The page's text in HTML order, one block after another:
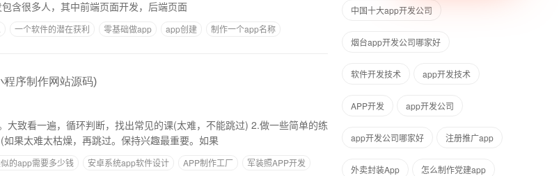
主页。 3.功能开发包含很多人，其中前端页面开发，后端页面
一个软件的潜在获利 零基础做app app创建 制作一个app名称
程序制作网站源码)
果太难太枯燥，再跳过。保持兴趣最重要。如果
的app需要多少钱 安卓系统app软件设计 APP制作工厂
军装照APP开发
中国十大app开发公司
烟台app开发公司哪家好
软件开发技术 app开发技术
APP开发 app开发公司
app开发公司哪家好 注册推广app
外卖封装App 怎么制作党建app